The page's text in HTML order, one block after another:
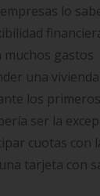
lo
muchos gastos
una
los
ser la
cuotas con
tarjeta con